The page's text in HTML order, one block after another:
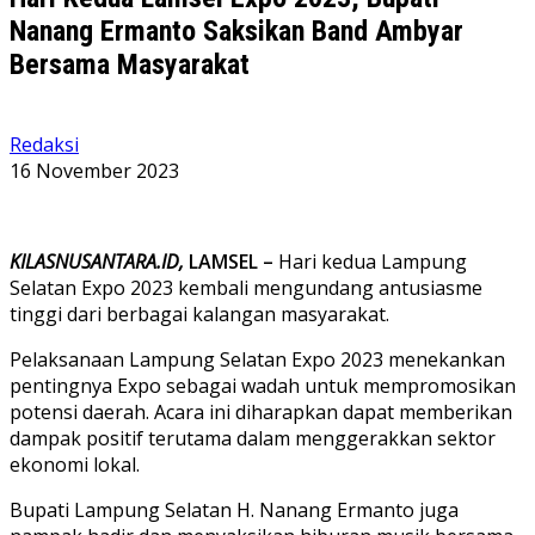
Nanang Ermanto Saksikan Band Ambyar
Bersama Masyarakat
Redaksi
16 November 2023
KILASNUSANTARA.ID, LAMSEL – Hari kedua Lampung
Selatan Expo 2023 kembali mengundang antusiasme
tinggi dari berbagai kalangan masyarakat.
Pelaksanaan Lampung Selatan Expo 2023 menekankan
pentingnya Expo sebagai wadah untuk mempromosikan
potensi daerah. Acara ini diharapkan dapat memberikan
dampak positif terutama dalam menggerakkan sektor
ekonomi lokal.
Bupati Lampung Selatan H. Nanang Ermanto juga